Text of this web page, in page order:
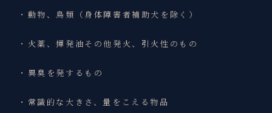
・動物、鳥類（身体障害者補助犬を除く）
・火薬、揮発油その他発火、引火性のもの
・異臭を発するもの
・常識的な大きさ、量をこえる物品